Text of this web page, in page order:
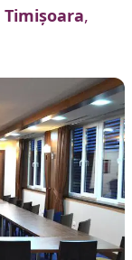
Timișoara,